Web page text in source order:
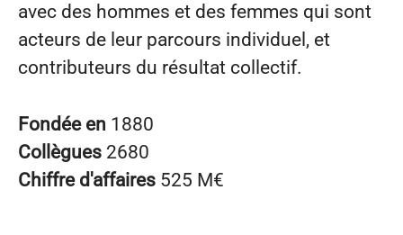
avec des hommes et des femmes qui sont
acteurs de leur parcours individuel, et
contributeurs du résultat collectif.
Fondée en 1880
Collègues 2680
Chiffre d'affaires 525 M€